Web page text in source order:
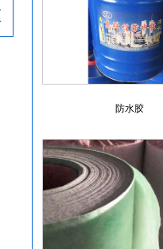
防水胶